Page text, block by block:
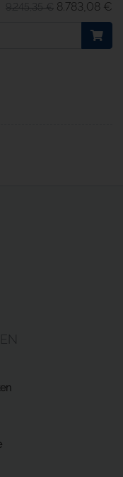
9.245,35 € 8.783,08 €